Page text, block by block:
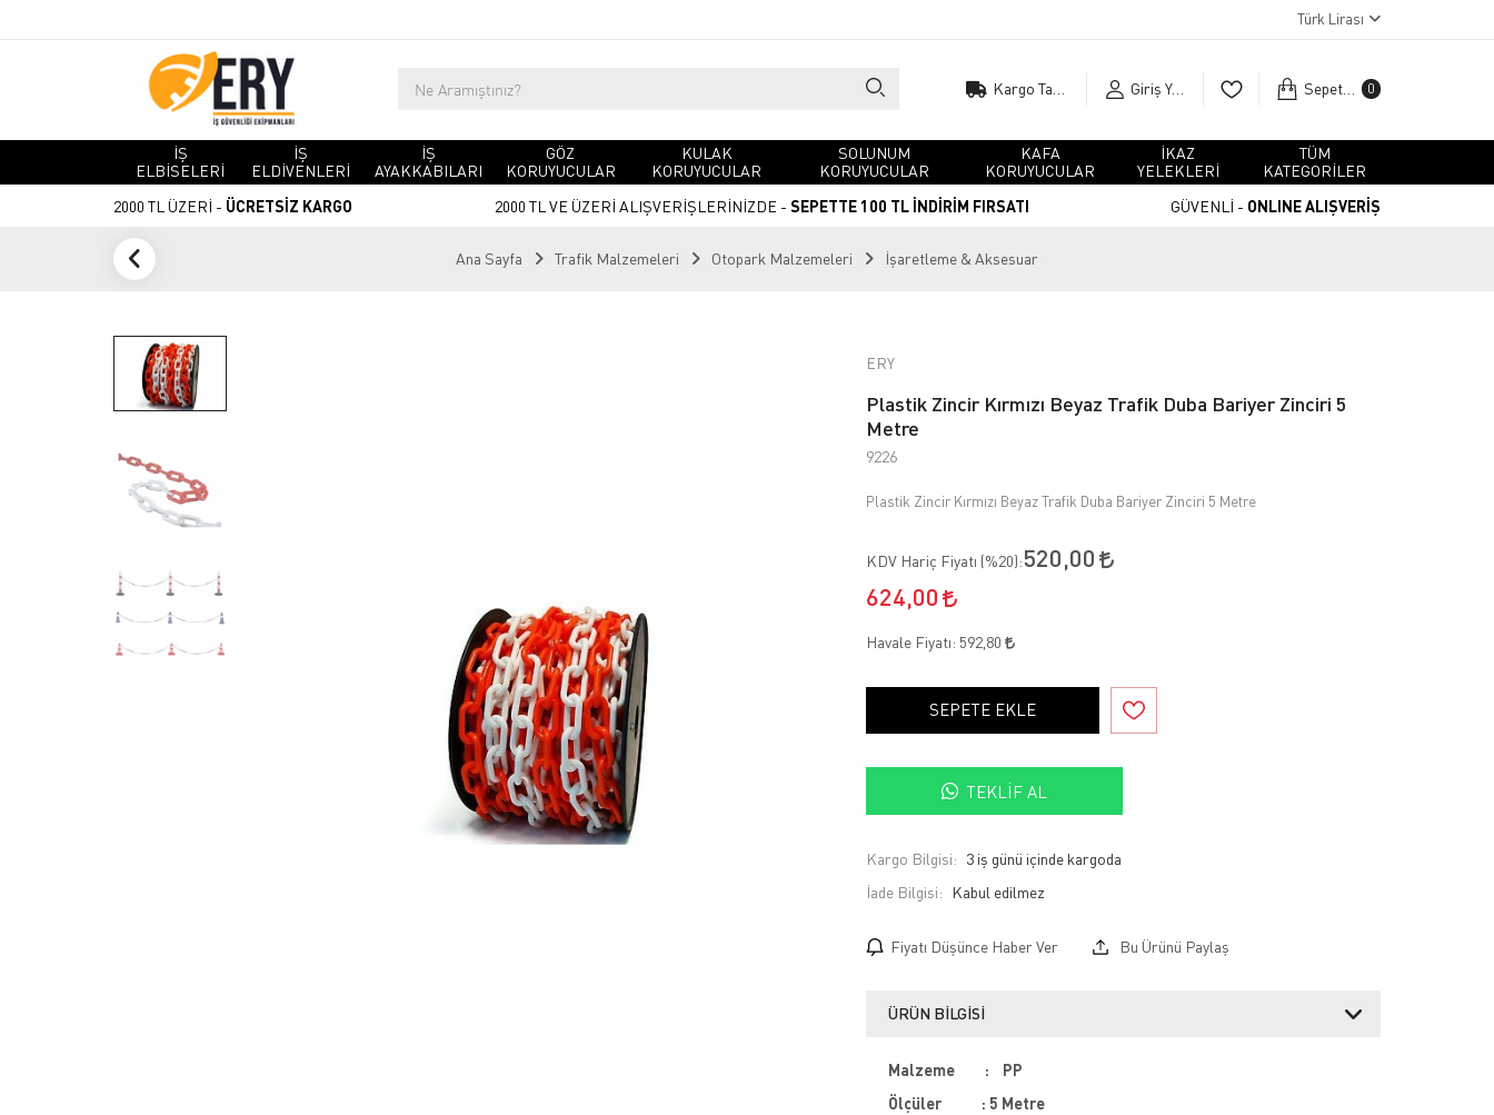
Türk Lirası
Giriş Yap Sepetim 0
İŞ
ELBİSELERİ
İŞ
ELDİVENLERİ
İŞ
AYAKKABILARI
GÖZ
KORUYUCULAR
KULAK
KORUYUCULAR
SOLUNUM
KORUYUCULAR
KAFA
KORUYUCULAR
İKAZ
YELEKLERİ
TÜM
KATEGORİLER
2000 TL ÜZERİ - ÜCRETSİZ KARGO 2000 TL VE ÜZERİ ALIŞVERİŞLERİNİZDE - SEPETTE 100 TL İNDİRİM FIRSATI GÜVENLİ - ONLINE ALIŞVERİŞ
Ana Sayfa Trafik Malzemeleri Otopark Malzemeleri İşaretleme & Aksesuar
ERY
Plastik Zincir Kırmızı Beyaz Trafik Duba Bariyer Zinciri 5
Metre
9226
Plastik Zincir Kırmızı Beyaz Trafik Duba Bariyer Zinciri 5 Metre
KDV Hariç Fiyatı (%20):520,00
624,00
Havale Fiyatı: 592,80
SEPETE EKLE
TEKLIF AL
Kargo Bilgisi: 3 iş günü içinde kargoda
İade Bilgisi:
Fiyatı Düşünce Haber Ver Bu Ürünü Paylaş
ÜRÜN BILGISI
Malzeme :
PP
Ölçüler : 5 Metre